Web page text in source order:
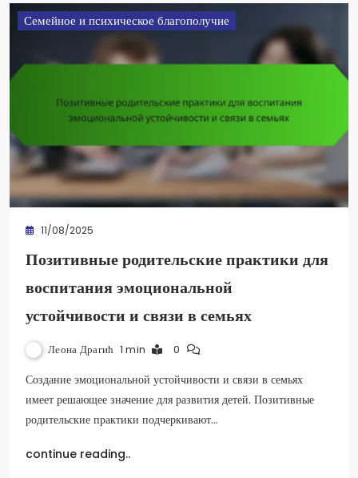
Семейное и психическое благополучие
11/08/2025
Позитивные родительские практики для
воспитания эмоциональной
устойчивости и связи в семьях
Леона Драгић 1 min 0
Создание эмоциональной устойчивости и связи в семьях
имеет решающее значение для развития детей. Позитивные
родительские практики подчеркивают…
continue reading..